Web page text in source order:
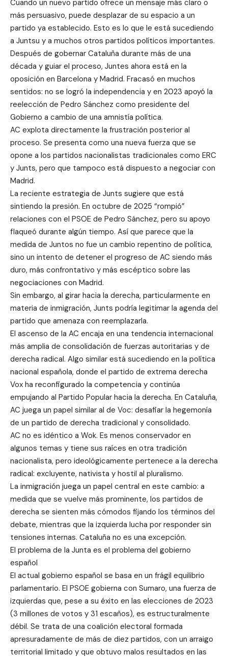
Cuando un nuevo partido ofrece un mensaje más claro o
más persuasivo, puede desplazar de su espacio a un
partido ya establecido. Esto es lo que le está sucediendo
a Juntsu y a muchos otros partidos políticos importantes.
Después de gobernar Cataluña durante más de una
década y guiar el proceso, Juntes ahora está en la
oposición en Barcelona y Madrid. Fracasó en muchos
sentidos: no se logró la independencia y en 2023 apoyó la
reelección de Pedro Sánchez como presidente del
Gobierno a cambio de una amnistía política.
AC explota directamente la frustración posterior al
proceso. Se presenta como una nueva fuerza que se
opone a los partidos nacionalistas tradicionales como ERC
y Junts, pero que tampoco está dispuesto a negociar con
Madrid.
La reciente estrategia de Junts sugiere que está
sintiendo la presión. En octubre de 2025 “rompió”
relaciones con el PSOE de Pedro Sánchez, pero su apoyo
flaqueó durante algún tiempo. Así que parece que la
medida de Juntos no fue un cambio repentino de política,
sino un intento de detener el progreso de AC siendo más
duro, más confrontativo y más escéptico sobre las
negociaciones con Madrid.
Sin embargo, al girar hacia la derecha, particularmente en
materia de inmigración, Junts podría legitimar la agenda del
partido que amenaza con reemplazarla.
El ascenso de la AC encaja en una tendencia internacional
más amplia de consolidación de fuerzas autoritarias y de
derecha radical. Algo similar está sucediendo en la política
nacional española, donde el partido de extrema derecha
Vox ha reconfigurado la competencia y continúa
empujando al Partido Popular hacia la derecha. En Cataluña,
AC juega un papel similar al de Voc: desafiar la hegemonía
de un partido de derecha tradicional y consolidado.
AC no es idéntico a Wok. Es menos conservador en
algunos temas y tiene sus raíces en otra tradición
nacionalista, pero ideológicamente pertenece a la derecha
radical: excluyente, nativista y hostil al pluralismo.
La inmigración juega un papel central en este cambio: a
medida que se vuelve más prominente, los partidos de
derecha se sienten más cómodos fijando los términos del
debate, mientras que la izquierda lucha por responder sin
tensiones internas. Cataluña no es una excepción.
El problema de la Junta es el problema del gobierno
español
El actual gobierno español se basa en un frágil equilibrio
parlamentario. El PSOE gobierna con Sumaro, una fuerza de
izquierdas que, pese a su éxito en las elecciones de 2023
(3 millones de votos y 31 escaños), es estructuralmente
débil. Se trata de una coalición electoral formada
apresuradamente de más de diez partidos, con un arraigo
territorial limitado y que obtuvo malos resultados en las